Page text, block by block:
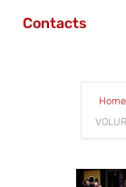
Contacts
Home